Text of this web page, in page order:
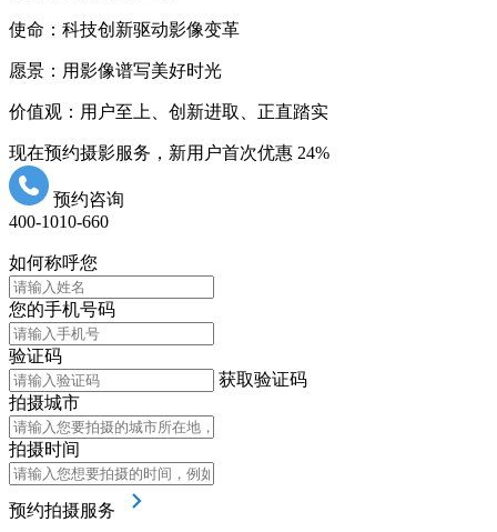
使命：科技创新驱动影像变革
愿景：用影像谱写美好时光
价值观：用户至上、创新进取、正直踏实
现在预约摄影服务，新用户首次优惠 24%
预约咨询
400-1010-660
如何称呼您
您的手机号码
验证码
获取验证码
拍摄城市
拍摄时间
预约拍摄服务